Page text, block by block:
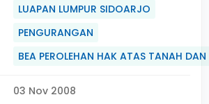
LUAPAN LUMPUR SIDOARJO
PENGURANGAN
BEA PEROLEHAN HAK ATAS TANAH
03 Nov 2008